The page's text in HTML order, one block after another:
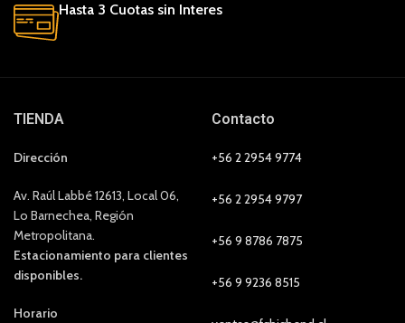
Hasta 3 Cuotas sin Interes
TIENDA
Dirección
Av. Raúl Labbé 12613, Local 06,
Lo Barnechea, Región
Metropolitana.
Estacionamiento para clientes
disponibles.
Horario
Contacto
+56 2 2954 9774
+56 2 2954 9797
+56 9 8786 7875
+56 9 9236 8515